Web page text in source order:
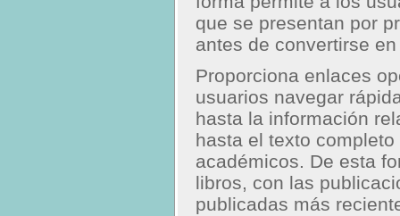
que se presentan por
antes de convertirse
Proporciona enlaces
usuarios navegar
hasta la información
hasta el texto
académicos. De esta
libros, con las
publicadas más